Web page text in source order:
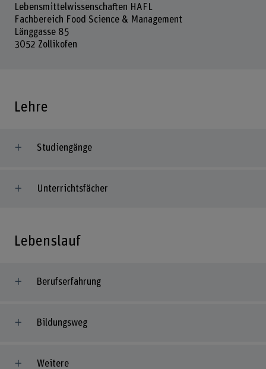
Lebensmittelwissenschaften HAFL
Fachbereich Food Science & Management
Länggasse 85
3052 Zollikofen
Lehre
Studiengänge
Unterrichtsfächer
Lebenslauf
Berufserfahrung
Bildungsweg
Weitere